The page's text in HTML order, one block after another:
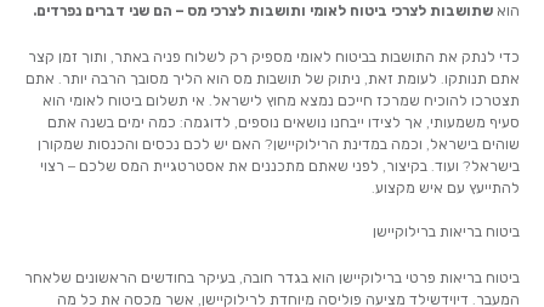
הוא שתושבות לצרכי ביטוח לאומי ותושבות לצרכי מס – הם שני דברים נפרדים.
כדי לנתק את התושבות בביטוח לאומי מספיק רק לשלוח פניה באתר, ותוך זמן קצר
אתם תנותקו. לעומת זאת, ניתוק של תושבות מס הוא הליך מסובך הרבה יותר. אתם
תצטרכו להוכיח שמרכז חייכם נמצא מחוץ לישראל. אי תשלום ביטוח לאומי הוא
סעיף משמעותי, אך לצידו ייבחנו נושאים נוספים, לדוגמה: כמה ימים בשנה אתם
שוהים בישראל, וכמה במדינת הרילוקיישן? האם יש לכם נכסים והכנסות שמקורן
בישראל? ועוד. בקיצור, לפני שאתם מתכננים את אסטרטגיית המס שלכם – רצוי
להתייעץ עם איש מקצוע.
ביטוח בריאות ברילוקיישן
ביטוח בריאות פרטי ברילוקיישן הוא בגדר חובה, בעיקר בחודשים הראשונים שלאחר
המעבר. דיוידשילד מציעה פוליסה מיוחדת לרילוקיישן, אשר מכסה את כל מה